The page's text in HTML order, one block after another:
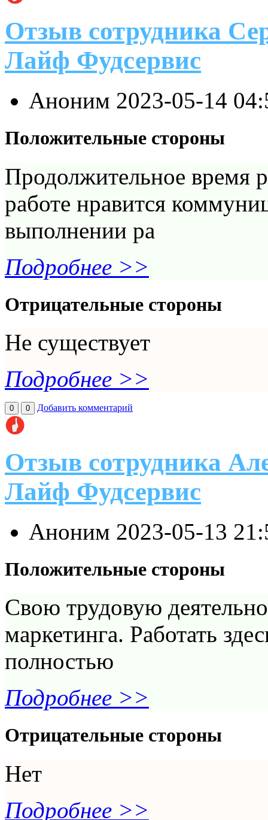
Отзыв сотрудника
Лайф Фудсервис
Аноним 2023-05-14
Положительные стороны
Продолжительное время
работе нравится
выполнении ра
Подробнее >>
Отрицательные стороны
Не существует
Подробнее >>
0 0 Добавить комментарий
Отзыв сотрудника
Лайф Фудсервис
Аноним 2023-05-13
Положительные стороны
Свою трудовую
маркетинга. Работать
полностью
Подробнее >>
Отрицательные стороны
Нет
Подробнее >>